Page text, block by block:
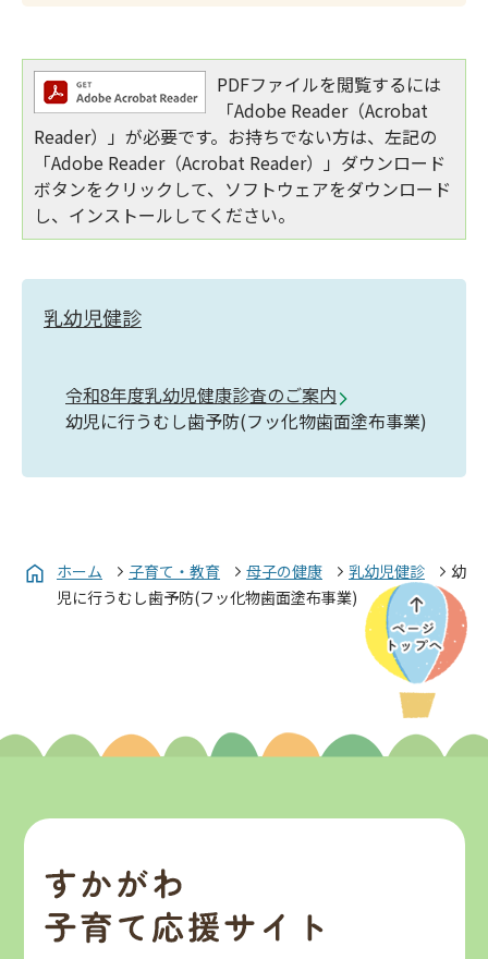
PDFファイルを閲覧するには
「Adobe Reader（Acrobat
Reader）」が必要です。お持ちでない方は、左記の
「Adobe Reader（Acrobat Reader）」ダウンロード
ボタンをクリックして、ソフトウェアをダウンロード
し、インストールしてください。
乳幼児健診
令和8年度乳幼児健康診査のご案内
幼児に行うむし歯予防(フッ化物歯面塗布事業)
ホーム 子育て・教育 母子の健康 乳幼児健診
幼
児に行うむし歯予防(フッ化物歯面塗布事業)